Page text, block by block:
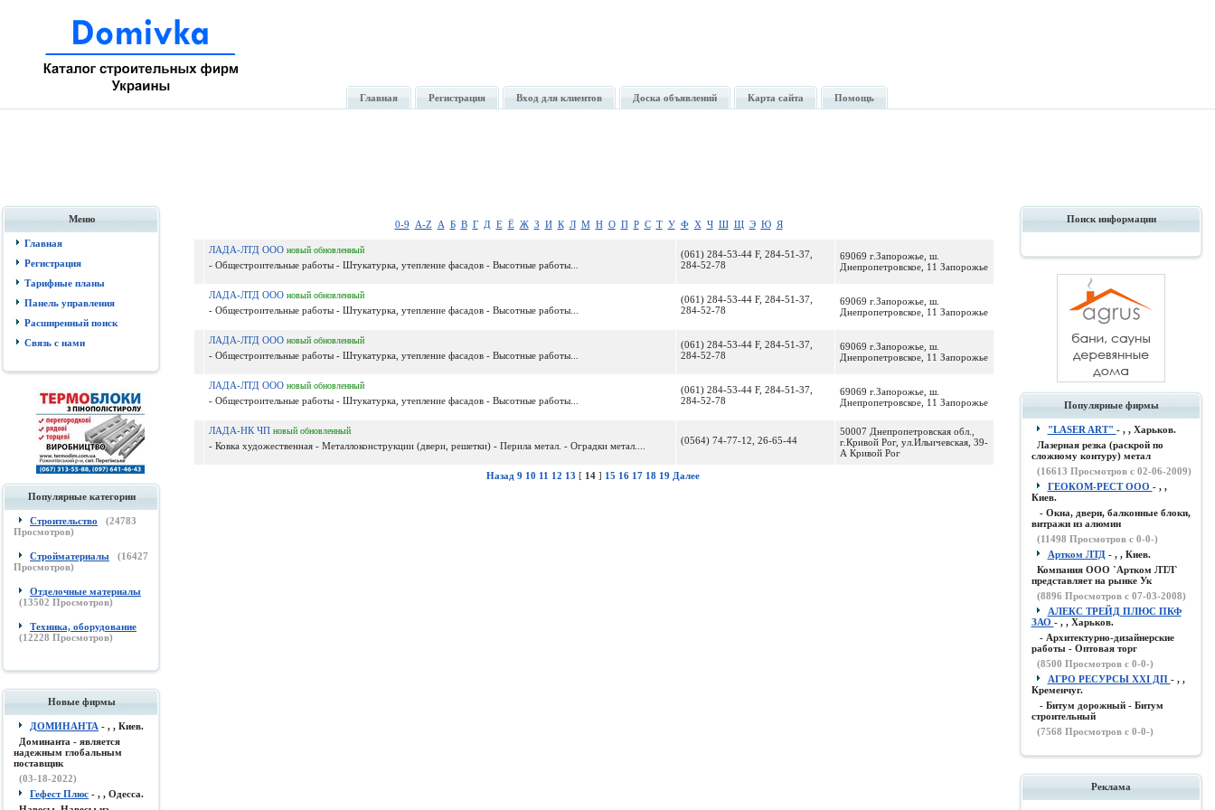
Главная Регистрация Вход для клиентов Доска объявлений Карта сайта Помощь
Меню
Главная
Регистрация
Тарифные планы
Панель управления
Расширенный поиск
Связь с нами
Популярные категории
Строительство (24783
Просмотров)
Стройматериалы (16427
Просмотров)
Отделочные материалы
(13502 Просмотров)
Техника, оборудование
(12228 Просмотров)
Новые фирмы
ДОМИНАНТА - , , Киев.
Доминанта - является
надежным глобальным
поставщик
(03-18-2022)
Гефест Плюс - , , Одесса.
0-9 A-Z А Б В Г Д Е Ё Ж З И К Л М Н О П Р С Т У Ф Х Ч Ш Щ Э Ю Я
ЛАДА-ЛТД ООО новый обновленный
- Общестроительные работы - Штукатурка, утепление фасадов - Высотные работы...
(061) 284-53-44 F, 284-51-37,
284-52-78
69069 г.Запорожье, ш.
Днепропетровское, 11 Запорожье
ЛАДА-ЛТД ООО новый обновленный
- Общестроительные работы - Штукатурка, утепление фасадов - Высотные работы...
(061) 284-53-44 F, 284-51-37,
284-52-78
69069 г.Запорожье, ш.
Днепропетровское, 11 Запорожье
ЛАДА-ЛТД ООО новый обновленный
- Общестроительные работы - Штукатурка, утепление фасадов - Высотные работы...
(061) 284-53-44 F, 284-51-37,
284-52-78
69069 г.Запорожье, ш.
Днепропетровское, 11 Запорожье
ЛАДА-ЛТД ООО новый обновленный
- Общестроительные работы - Штукатурка, утепление фасадов - Высотные работы...
(061) 284-53-44 F, 284-51-37,
284-52-78
69069 г.Запорожье, ш.
Днепропетровское, 11 Запорожье
ЛАДА-НК ЧП новый обновленный
- Ковка художественная - Металлоконструкции (двери, решетки) - Перила метал. - Оградки метал.... (0564) 74-77-12, 26-65-44
50007 Днепропетровская обл.,
г.Кривой Рог, ул.Ильичевская, 39-
А Кривой Рог
Назад 9 10 11 12 13 [ 14] 15 16 17 18 19 Далее
Поиск информации
Популярные фирмы
"LASER ART" - , , Харьков.
Лазерная резка (раскрой по
сложному контуру) метал
(16613 Просмотров с 02-06-2009)
ГЕОКОМ-РЕСТ ООО - , ,
Киев.
- Окна, двери, балконные блоки,
витражи из алюмин
(11498 Просмотров с 0-0-)
Артком ЛТД- , , Киев.
Компания ООО `Артком ЛТЛ`
представляет на рынке Ук
(8896 Просмотров с 07-03-2008)
АЛЕКС ТРЕЙД ПЛЮС ПКФ
ЗАО - , , Харьков.
- Архитектурно-дизайнерские
работы - Оптовая торг
(8500 Просмотров с 0-0-)
АГРО РЕСУРСЫ XXI ДП - , ,
Кременчуг.
- Битум дорожный - Битум
строительный
(7568 Просмотров с 0-0-)
Реклама